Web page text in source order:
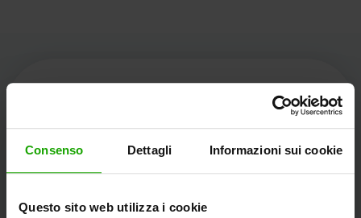
Consenso Dettagli Informazioni sui cookie
Questo sito web utilizza i cookie
Kärnten Werbung
Völkermarkter Ring 21 - 23